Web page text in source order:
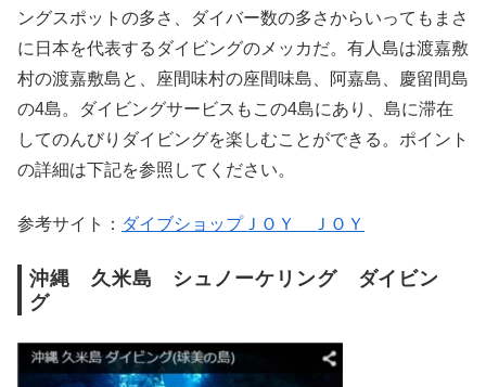
ングスポットの多さ、ダイバー数の多さからいってもまさ
に日本を代表するダイビングのメッカだ。有人島は渡嘉敷
村の渡嘉敷島と、座間味村の座間味島、阿嘉島、慶留間島
の4島。ダイビングサービスもこの4島にあり、島に滞在
してのんびりダイビングを楽しむことができる。ポイント
の詳細は下記を参照してください。
参考サイト： ダイブショップＪＯＹ ＪＯＹ
沖縄 久米島 シュノーケリング ダイビン
グ